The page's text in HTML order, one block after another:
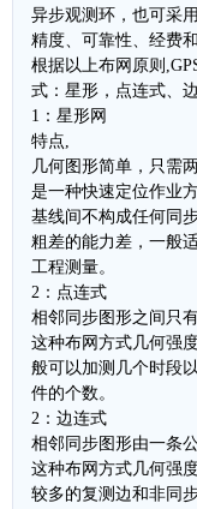
异步观测环，也可采
精度、可靠性、经费
根据以上布网原则
式：星形，点连式、
1：星形网
特点,
几何图形简单，只需
是一种快速定位作业
基线间不构成任何同
粗差的能力差，一般
工程测量。
2：点连式
相邻同步图形之间只
这种布网方式几何强
般可以加测几个时段
件的个数。
2：边连式
相邻同步图形由一条
这种布网方式几何强
较多的复测边和非同